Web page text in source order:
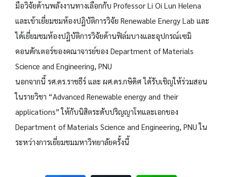
มือวิจัยด้านพลังงานทางเลือกกับ Professor Li Oi Lun Helena
และเข้าเยี่ยมชมห้องปฏิบัติการวิจัย Renewable Energy Lab และ
ได้เยี่ยมชมห้องปฏิบัติการวิจัยด้านฟิล์มบางและอุปกรณ์เซมิ
คอนดักเตอร์ของคณาจารย์ของ Department of Materials
Science and Engineering, PNU
นอกจากนี้ รศ.ดร.ราชธีร์ และ ผศ.ดร.กษิดิศ ได้รับเชิญให้ร่วมสอน
ในรายวิชา “Advanced Renewable energy and their
applications” ให้กับนิสิตระดับปริญญาโทและเอกของ
Department of Materials Science and Engineering, PNU ใน
ระหว่างการเยี่ยมชมมหาวิทยาลัยครั้งนี้